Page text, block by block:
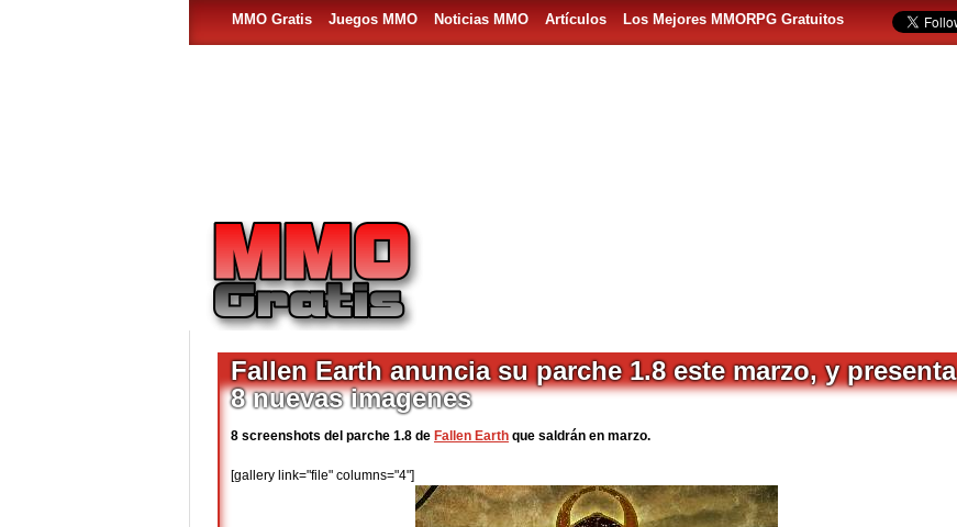
MMO Gratis Juegos MMO Noticias MMO Artículos Los Mejores MMORPG Gratuitos
Fallen Earth anuncia su parche 1.8 este marzo, y presenta
8 nuevas imagenes
8 screenshots del parche 1.8 de Fallen Earth que saldrán en marzo.
[gallery link="file" columns="4"]